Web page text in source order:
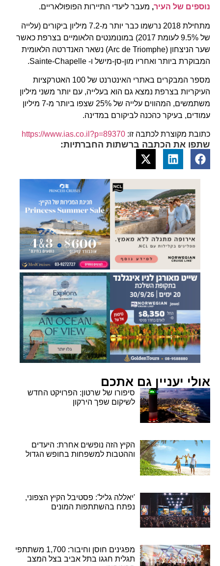
נוספים של העיר,מעבר ליעדי התיירות הפופולאריים.
מתחילת 2018 נרשמו כבר יותר מ-7.2 מיליון ביקורים (עלייה
של 9.5% לעומת 2017) במונומנטים הלאומיים בצרפת כאשר
שער הניצחון (Arc de Triomphe) נשאר האנדרטה הלאומית
המבוקרת ביותר ואחריו מון-סן-מישל ו- Sainte-Chapelle.
מספר המבקרים באתרי האינטרנט של 100 האטרקציות
העיקריות בצרפת נמצא גם הוא בעלייה, עם יותר משני מיליון
משתמשים, המהווים עלייה של 25% שצפו ביותר מ-7 מיליון
עמודים, בעיקר כהכנה לביקורם במדינה.
כתובת מקוצרת לכתבה זו: https://www.ias.co.il?p=89370
שתפו את הכתבה ברשתות החברתיות:
אולי יעניין גם אתכם
סיפורו של שרטון: הפרויקט החדש
לשיקום שפך הירקון
הקיץ הזה נופשים אחרת: היעדים
וההטבות למשפחות בחופש הגדול
'יאללה גליל': פסטיבל הקיץ הצפוני,
נפתח בהשתתפות המונים
מפגינים חוסן וחיבור: 1,700 משתתפי
תגלית חגגו בתל אביב בצל המצב